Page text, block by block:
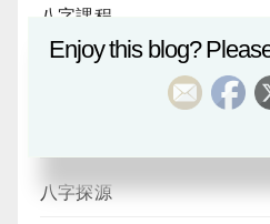
八字課程
八字探源
Enjoy this blog?